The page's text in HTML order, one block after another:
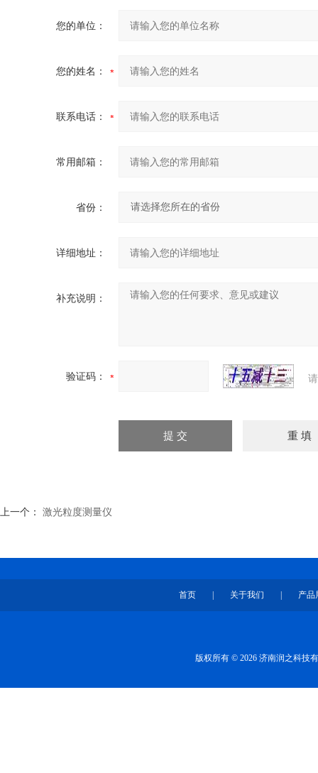
您的单位：
您的姓名：
联系电话：
常用邮箱：
省份：
详细地址：
补充说明：
验证码：
上一个： 激光粒度测量仪
首页 关于我们 产品
版权所有 © 2026 济南润之科技